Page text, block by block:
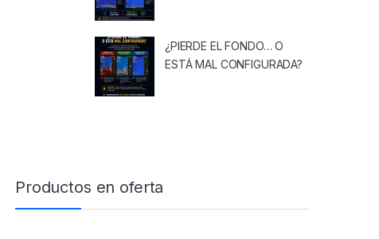
¿PIERDE EL FONDO… O
ESTÁ MAL CONFIGURADA?
Productos en oferta